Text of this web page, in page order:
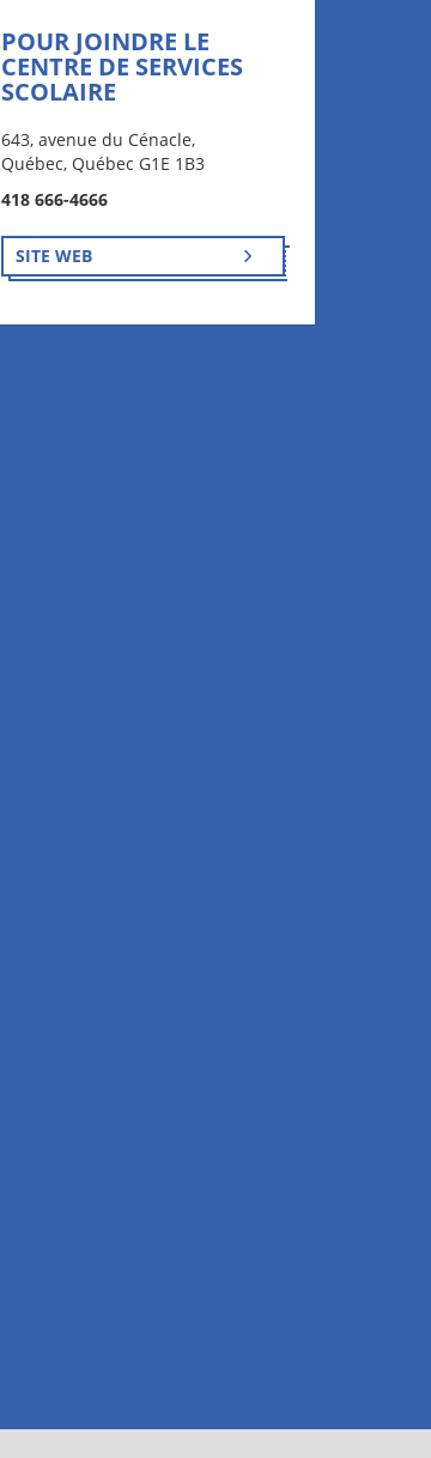
POUR JOINDRE LE
CENTRE DE SERVICES
SCOLAIRE
643, avenue du Cénacle,
Québec, Québec G1E 1B3
418 666-4666
SITE WEB